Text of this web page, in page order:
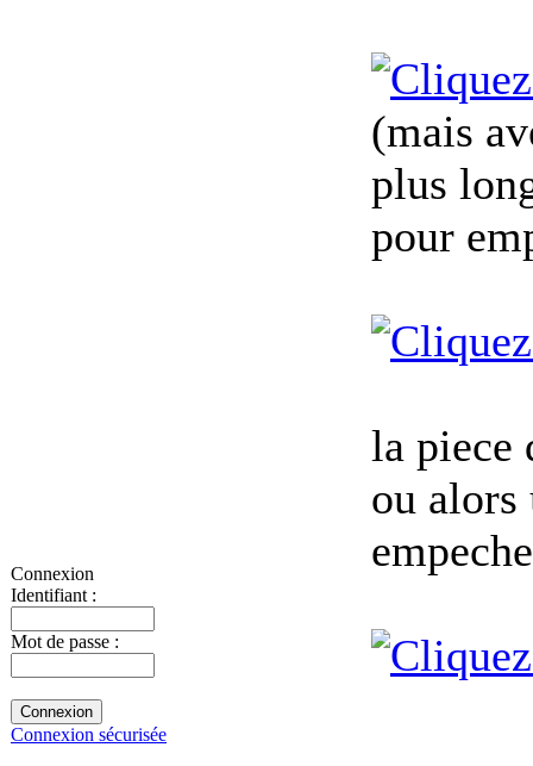
Connexion
Identifiant :
Mot de passe :
Connexion sécurisée
(mais
plus
pour
la piece
ou alors